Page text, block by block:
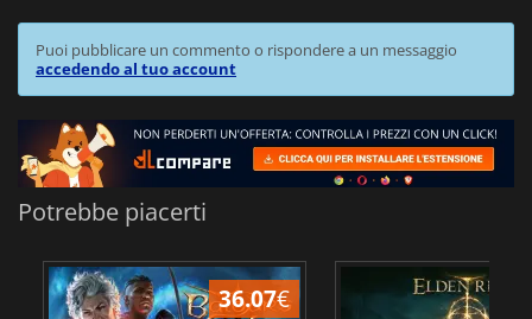
Puoi pubblicare un commento o rispondere a un messaggio
accedendo al tuo account
Potrebbe piacerti
36.07€